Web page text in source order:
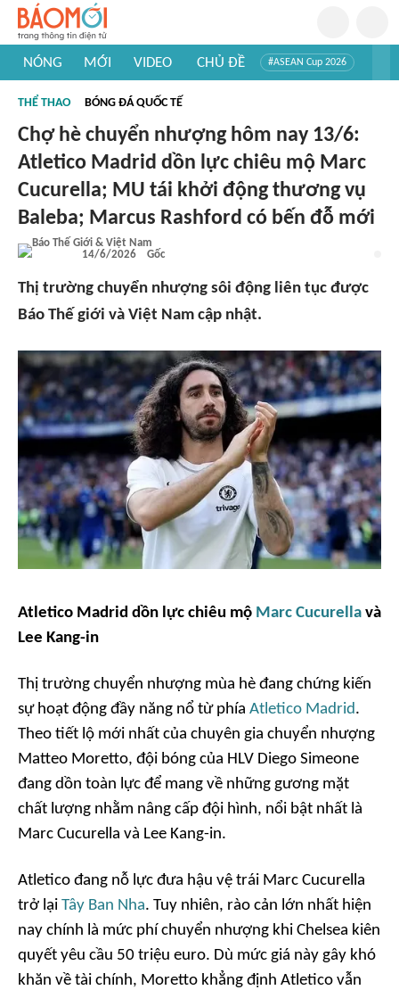
NÓNG MỚI VIDEO CHỦ ĐỀ #ASEAN Cup 2026
#Khám phá thế giới
THỂ THAO BÓNG ĐÁ QUỐC TẾ
Chợ hè chuyển nhượng hôm nay 13/6:
Atletico Madrid dồn lực chiêu mộ Marc
Cucurella; MU tái khởi động thương vụ
Baleba; Marcus Rashford có bến đỗ mới
14/6/2026 Gốc
Thị trường chuyển nhượng sôi động liên tục được
Báo Thế giới và Việt Nam cập nhật.
Atletico Madrid dồn lực chiêu mộ Marc Cucurella và
Lee Kang-in
Thị trường chuyển nhượng mùa hè đang chứng kiến
sự hoạt động đầy năng nổ từ phía Atletico Madrid.
Theo tiết lộ mới nhất của chuyên gia chuyển nhượng
Matteo Moretto, đội bóng của HLV Diego Simeone
đang dồn toàn lực để mang về những gương mặt
chất lượng nhằm nâng cấp đội hình, nổi bật nhất là
Marc Cucurella và Lee Kang-in.
Atletico đang nỗ lực đưa hậu vệ trái Marc Cucurella
trở lại Tây Ban Nha. Tuy nhiên, rào cản lớn nhất hiện
nay chính là mức phí chuyển nhượng khi Chelsea kiên
quyết yêu cầu 50 triệu euro. Dù mức giá này gây khó
khăn về tài chính, Moretto khẳng định Atletico vẫn